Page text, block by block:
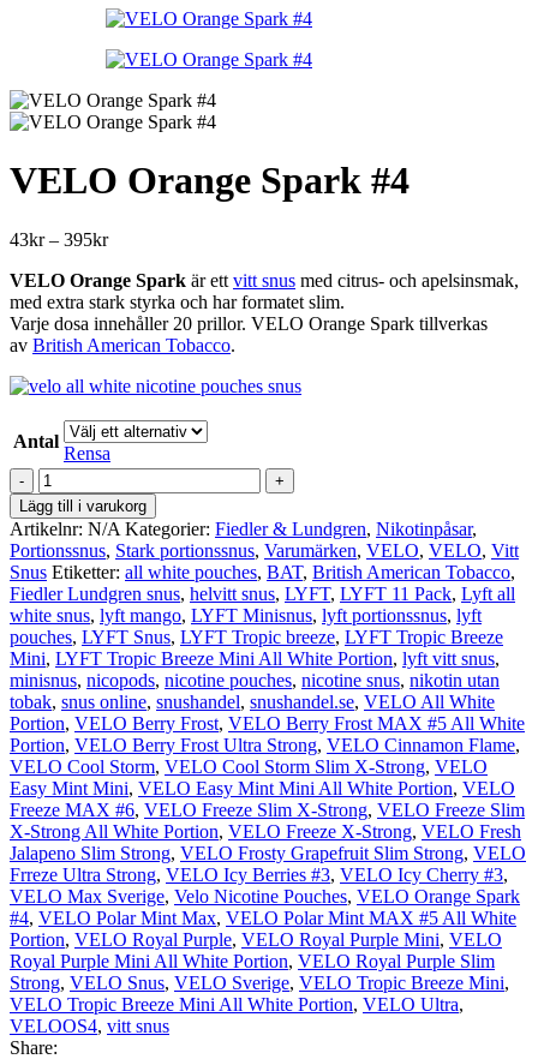
VELO Orange Spark #4
43kr – 395krPrisintervall:
till
395kr
VELO Orange Spark är ett vitt snus med citrus- och apelsinsmak,
med extra stark styrka och har formatet slim.
Varje dosa innehåller 20 prillor. VELO Orange Spark tillverkas
av British American Tobacco.
Antal
Rensa
VELO
Orange
Spark
#4
mängd
Lägg till i varukorg
Artikelnr: N/A Kategorier: Fiedler & Lundgren, Nikotinpåsar,
Portionssnus, Stark portionssnus, Varumärken, VELO, VELO, Vitt
Snus Etiketter: all white pouches, BAT, British American Tobacco,
Fiedler Lundgren snus, helvitt snus, LYFT, LYFT 11 Pack, Lyft all
white snus, lyft mango, LYFT Minisnus, lyft portionssnus, lyft
pouches, LYFT Snus, LYFT Tropic breeze, LYFT Tropic Breeze
Mini, LYFT Tropic Breeze Mini All White Portion, lyft vitt snus,
minisnus, nicopods, nicotine pouches, nicotine snus, nikotin utan
tobak, snus online, snushandel, snushandel.se, VELO All White
Portion, VELO Berry Frost, VELO Berry Frost MAX #5 All White
Portion, VELO Berry Frost Ultra Strong, VELO Cinnamon Flame,
VELO Cool Storm, VELO Cool Storm Slim X-Strong, VELO
Easy Mint Mini, VELO Easy Mint Mini All White Portion, VELO
Freeze MAX #6, VELO Freeze Slim X-Strong, VELO Freeze Slim
X-Strong All White Portion, VELO Freeze X-Strong, VELO Fresh
Jalapeno Slim Strong, VELO Frosty Grapefruit Slim Strong, VELO
Frreze Ultra Strong, VELO Icy Berries #3, VELO Icy Cherry #3,
VELO Max Sverige, Velo Nicotine Pouches, VELO Orange Spark
#4, VELO Polar Mint Max, VELO Polar Mint MAX #5 All White
Portion, VELO Royal Purple, VELO Royal Purple Mini, VELO
Royal Purple Mini All White Portion, VELO Royal Purple Slim
Strong, VELO Snus, VELO Sverige, VELO Tropic Breeze Mini,
VELO Tropic Breeze Mini All White Portion, VELO Ultra,
VELOOS4, vitt snus
Share: